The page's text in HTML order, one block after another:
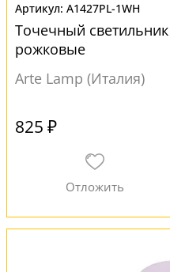
A1427PL-1WH
Точечный
рожковые
Arte Lamp (Италия)
825 ₽